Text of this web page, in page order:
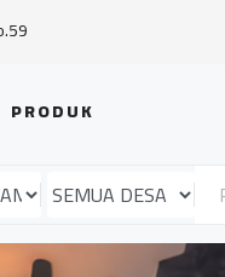
PRODUK